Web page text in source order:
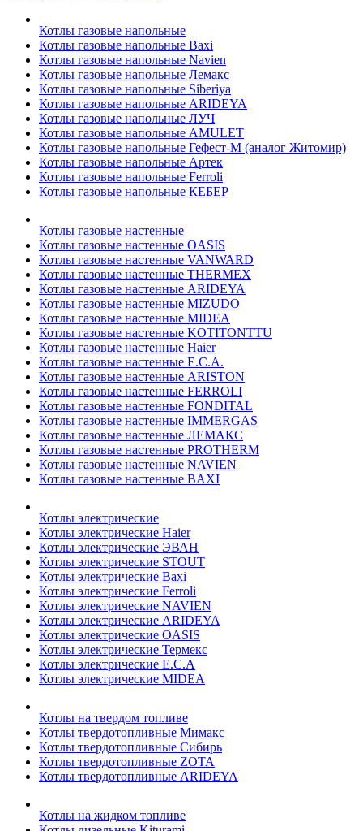
Котлы газовые напольные
Котлы газовые напольные Baxi
Котлы газовые напольные Navien
Котлы газовые напольные Лемакс
Котлы газовые напольные Siberiya
Котлы газовые напольные ARIDEYA
Котлы газовые напольные ЛУЧ
Котлы газовые напольные AMULET
Котлы газовые напольные Гефест-М (аналог Житомир)
Котлы газовые напольные Артек
Котлы газовые напольные Ferroli
Котлы газовые напольные КЕБЕР
Котлы газовые настенные
Котлы газовые настенные OASIS
Котлы газовые настенные VANWARD
Котлы газовые настенные THERMEX
Котлы газовые настенные ARIDEYA
Котлы газовые настенные MIZUDO
Котлы газовые настенные MIDEA
Котлы газовые настенные KOTITONTTU
Котлы газовые настенные Haier
Котлы газовые настенные E.C.A.
Котлы газовые настенные ARISTON
Котлы газовые настенные FERROLI
Котлы газовые настенные FONDITAL
Котлы газовые настенные IMMERGAS
Котлы газовые настенные ЛЕМАКС
Котлы газовые настенные PROTHERM
Котлы газовые настенные NAVIEN
Котлы газовые настенные BAXI
Котлы электрические
Котлы электрические Haier
Котлы электрические ЭВАН
Котлы электрические STOUT
Котлы электрические Baxi
Котлы электрические Ferroli
Котлы электрические NAVIEN
Котлы электрические ARIDEYA
Котлы электрические OASIS
Котлы электрические Термекс
Котлы электрические E.C.A
Котлы электрические MIDEA
Котлы на твердом топливе
Котлы твердотопливные Мимакс
Котлы твердотопливные Сибирь
Котлы твердотопливные ZOTA
Котлы твердотопливные ARIDEYA
Котлы на жидком топливе